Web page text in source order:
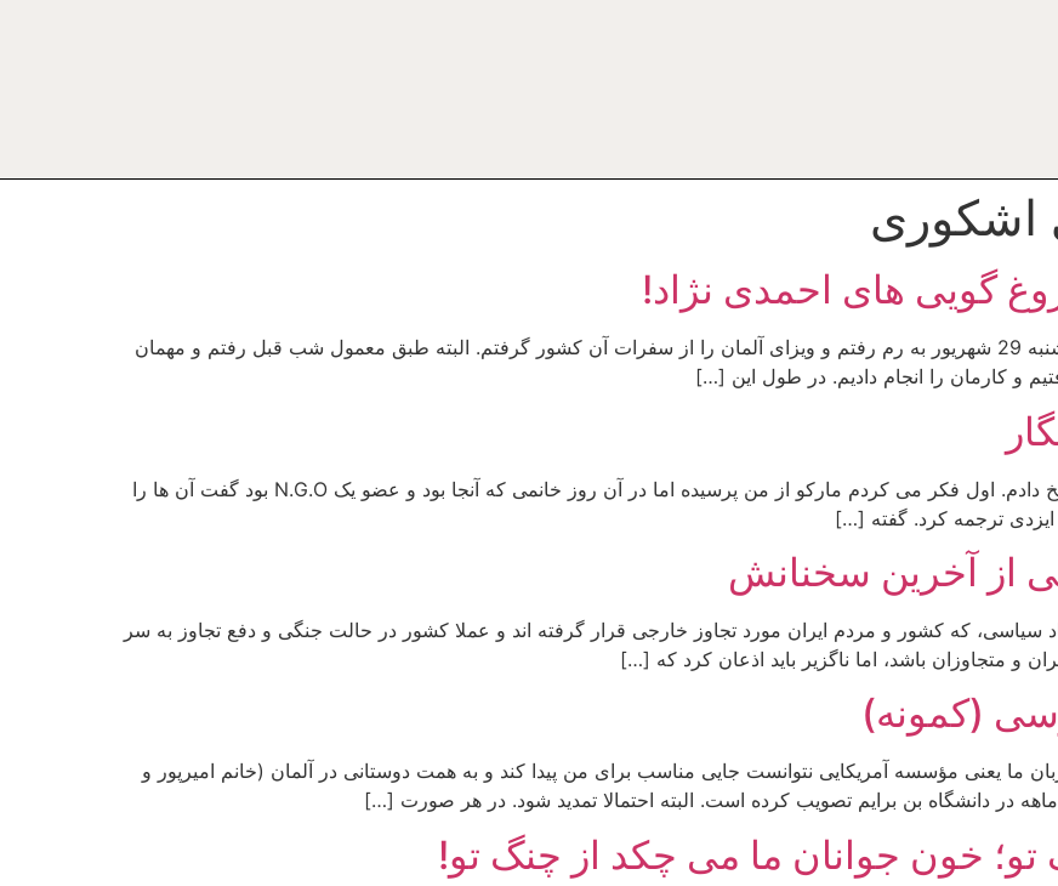
گویی های احمدی نژاد!
چهارشنبه 31 شهریور 89 / 22 سپتامبر 2010 1 روز دو شنبه 29 شهریور به رم رفتم و ویزای آلمان را از سفرات آن کشور گرفتم. البته طبق معمول شب قبل رفتم و مهمان
و کارمان را انجام دادیم. در طول این […]
هفته پیش هم پنج پرسش از من شده بود که به آن ها پاسخ دادم. اول فکر می کردم مارکو از من پرسیده اما در آن روز خانمی که آنجا بود و عضو یک N.G.O بود گفت آن ها را
ترجمه کرد. گفته […]
از آخرین سخنانش
سیاسی، که کشور و مردم ایران مورد تجاوز خارجی قرار گرفته اند و عملا کشور در حالت جنگی و دفع تجاوز به سر
و متجاوزان باشد، اما ناگزیر باید اذعان کرد که […]
(کمونه)
ما یعنی مؤسسه آمریکایی نتوانست جایی مناسب برای من پیدا کند و به همت دوستانی در آلمان (خانم امیرپور و
در دانشگاه بن برایم تصویب کرده است. البته احتمالا تمدید شود. در هر صورت […]
تو؛ خون جوانان ما می چکد از چنگ تو!